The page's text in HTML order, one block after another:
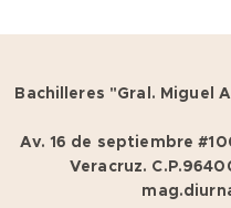
©
Bachilleres "Gral.
Av. 16 de septiembre
Veracruz.